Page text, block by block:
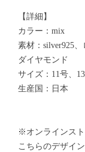
【詳細】
カラー：mix
素材：silver925
ダイヤモンド
サイズ：11号、
生産国：日本
※オンラインスト
こちらのデザイ